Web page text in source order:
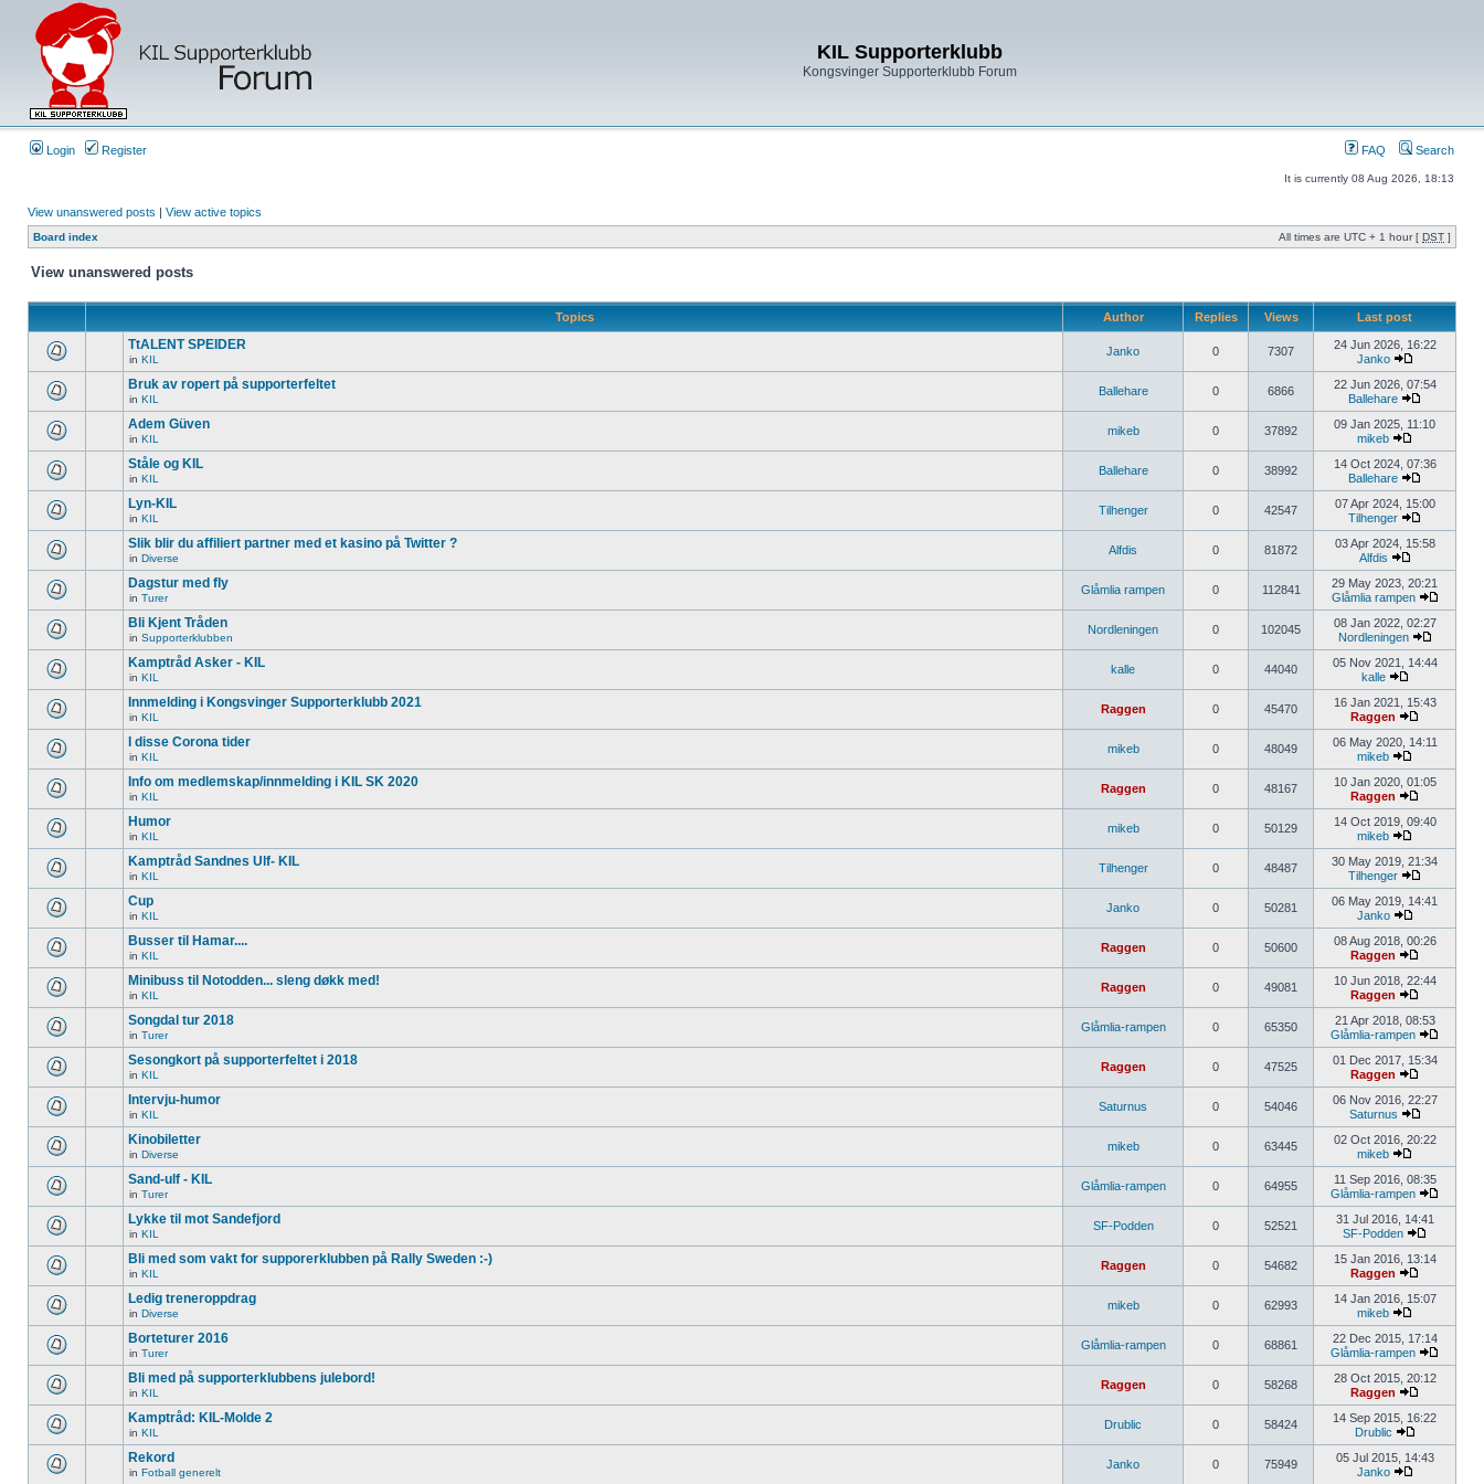
KIL Supporterklubb
Kongsvinger Supporterklubb Forum
Login Register FAQ Search
It is currently 08 Aug 2026, 18:13
View unanswered posts | View active topics
Board index All times are UTC + 1 hour [ DST ]
View unanswered posts
Topics Author Replies Views Last post
TtALENT SPEIDER
in KIL
Janko 0 7307
24 Jun 2026, 16:22
Janko
Bruk av ropert på supporterfeltet
in KIL
Ballehare 0 6866
22 Jun 2026, 07:54
Ballehare
Adem Güven
in KIL
mikeb 0 37892
09 Jan 2025, 11:10
mikeb
Ståle og KIL
in KIL
Ballehare 0 38992
14 Oct 2024, 07:36
Ballehare
Lyn-KIL
in KIL
Tilhenger 0 42547
07 Apr 2024, 15:00
Tilhenger
Slik blir du affiliert partner med et kasino på Twitter ?
in Diverse
Alfdis 0 81872
03 Apr 2024, 15:58
Alfdis
Dagstur med fly
in Turer
Glåmlia rampen 0 112841
29 May 2023, 20:21
Glåmlia rampen
Bli Kjent Tråden
in Supporterklubben
Nordleningen 0 102045
08 Jan 2022, 02:27
Nordleningen
Kamptråd Asker - KIL
in KIL
kalle 0 44040
05 Nov 2021, 14:44
kalle
Innmelding i Kongsvinger Supporterklubb 2021
in KIL
Raggen 0 45470
16 Jan 2021, 15:43
Raggen
I disse Corona tider
in KIL
mikeb 0 48049
06 May 2020, 14:11
mikeb
Info om medlemskap/innmelding i KIL SK 2020
in KIL
Raggen 0 48167
10 Jan 2020, 01:05
Raggen
Humor
in KIL
mikeb 0 50129
14 Oct 2019, 09:40
mikeb
Kamptråd Sandnes Ulf- KIL
in KIL
Tilhenger 0 48487
30 May 2019, 21:34
Tilhenger
Cup
in KIL
Janko 0 50281
06 May 2019, 14:41
Janko
Busser til Hamar....
in KIL
Raggen 0 50600
08 Aug 2018, 00:26
Raggen
Minibuss til Notodden... sleng døkk med!
in KIL
Raggen 0 49081
10 Jun 2018, 22:44
Raggen
Songdal tur 2018
in Turer
Glåmlia-rampen 0 65350
21 Apr 2018, 08:53
Glåmlia-rampen
Sesongkort på supporterfeltet i 2018
in KIL
Raggen 0 47525
01 Dec 2017, 15:34
Raggen
Intervju-humor
in KIL
Saturnus 0 54046
06 Nov 2016, 22:27
Saturnus
Kinobiletter
in Diverse
mikeb 0 63445
02 Oct 2016, 20:22
mikeb
Sand-ulf - KIL
in Turer
Glåmlia-rampen 0 64955
11 Sep 2016, 08:35
Glåmlia-rampen
Lykke til mot Sandefjord
in KIL
SF-Podden 0 52521
31 Jul 2016, 14:41
SF-Podden
Bli med som vakt for supporerklubben på Rally Sweden :-)
in KIL
Raggen 0 54682
15 Jan 2016, 13:14
Raggen
Ledig treneroppdrag
in Diverse
mikeb 0 62993
14 Jan 2016, 15:07
mikeb
Borteturer 2016
in Turer
Glåmlia-rampen 0 68861
22 Dec 2015, 17:14
Glåmlia-rampen
Bli med på supporterklubbens julebord!
in KIL
Raggen 0 58268
28 Oct 2015, 20:12
Raggen
Kamptråd: KIL-Molde 2
in KIL
Drublic 0 58424
14 Sep 2015, 16:22
Drublic
Rekord
in Fotball generelt
Janko 0 75949
05 Jul 2015, 14:43
Janko